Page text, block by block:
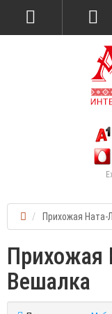
Прихожая Ната-
Прихожая
Вешалка